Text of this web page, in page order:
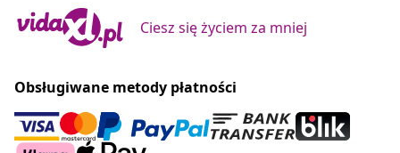
Ciesz się życiem za mniej
Obsługiwane metody płatności